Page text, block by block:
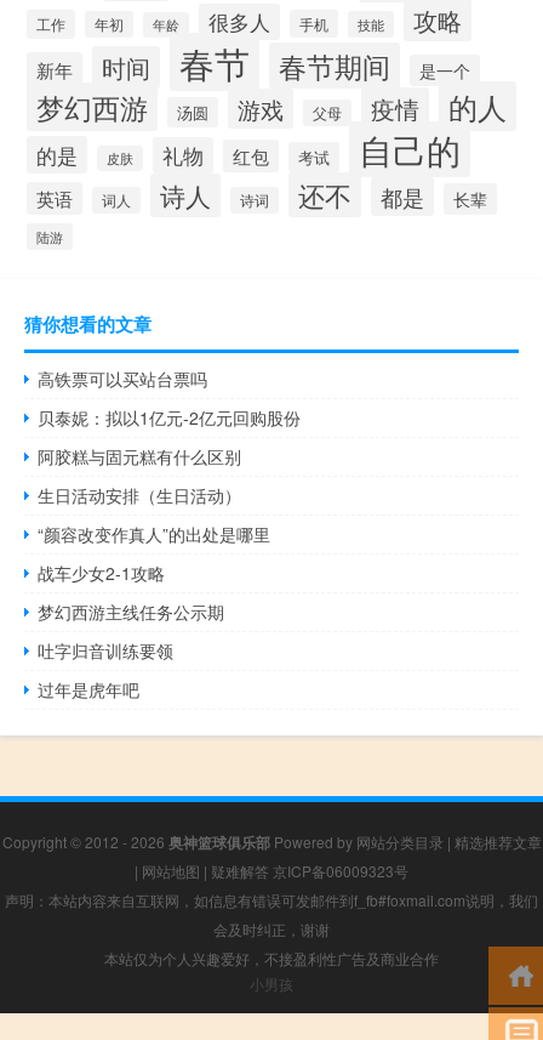
工作 年初 年龄 很多人 手机 技能 攻略
新年 时间 春节 春节期间 是一个
梦幻西游 汤圆 游戏 父母 疫情 的人
的是 皮肤 礼物 红包 考试 自己的
英语 词人 诗人 诗词 还不 都是 长辈
陆游
猜你想看的文章
高铁票可以买站台票吗
贝泰妮：拟以1亿元-2亿元回购股份
阿胶糕与固元糕有什么区别
生日活动安排（生日活动）
“颜容改变作真人”的出处是哪里
战车少女2-1攻略
梦幻西游主线任务公示期
吐字归音训练要领
过年是虎年吧
Copyright © 2012 - 2026 奥神篮球俱乐部Powered by 网站分类目录 | 精选推荐文章
| 网站地图 | 疑难解答 京ICP备06009323号
声明：本站内容来自互联网，如信息有错误可发邮件到f_fb#foxmail.com说明，我们
会及时纠正，谢谢
本站仅为个人兴趣爱好，不接盈利性广告及商业合作
小男孩